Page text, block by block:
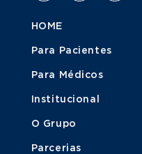
HOME
Para Pacientes
Para Médicos
Institucional
O Grupo
Parcerias